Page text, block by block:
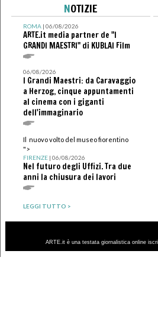
NOTIZIE
ROMA| 06/08/2026
ARTE.it media partner de "I
GRANDI MAESTRI" di KUBLAI Film
06/08/2026
I Grandi Maestri: da Caravaggio
a Herzog, cinque appuntamenti
al cinema con i giganti
dell'immaginario
Il nuovo volto del museo fiorentino
">
FIRENZE| 06/08/2026
Nel futuro degli Uffizi. Tra due
anni la chiusura dei lavori
LEGGI TUTTO >
ARTE.it è una testata giornalistica online